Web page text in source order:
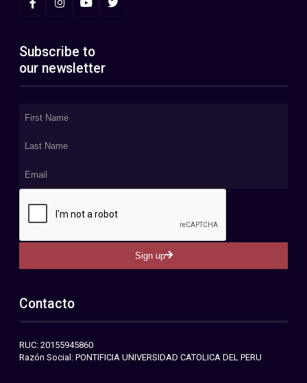
Subscribe to
our newsletter
Sign up
Contacto
RUC: 20155945860
Razón Social: PONTIFICIA UNIVERSIDAD CATOLICA DEL PERU